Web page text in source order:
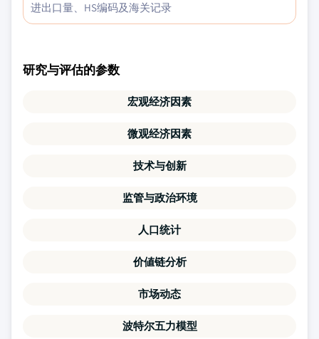
进出口量、HS编码及海关记录
研究与评估的参数
宏观经济因素
微观经济因素
技术与创新
监管与政治环境
人口统计
价値链分析
市场动态
波特尔五力模型